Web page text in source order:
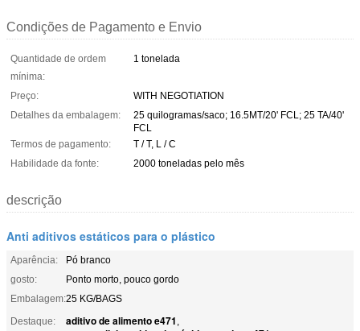
Condições de Pagamento e Envio
Quantidade de ordem
mínima:
1 tonelada
Preço:
WITH NEGOTIATION
Detalhes da embalagem:
25 quilogramas/saco; 16.5MT/20' FCL; 25 TA/40'
FCL
Termos de pagamento:
T / T, L / C
Habilidade da fonte:
2000 toneladas pelo mês
descrição
Anti aditivos estáticos para o plástico
Aparência:
Pó branco
gosto:
Ponto morto, pouco gordo
Embalagem:25 KG/BAGS
Destaque:
aditivo de alimento e471 ,